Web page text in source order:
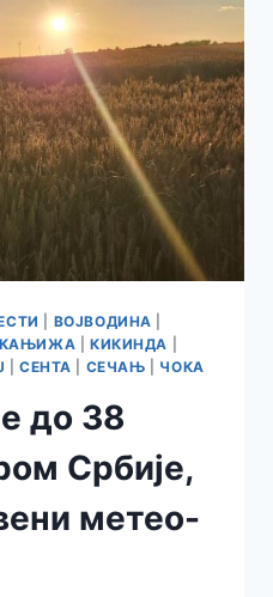
ВОЈВОДИНА
КАЊИЖА КИКИНДА
СЕНТА СЕЧАЊ ЧОКА
до 38
Србије,
метео-